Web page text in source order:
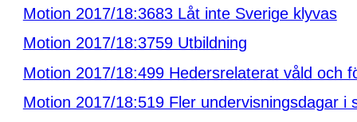
Motion 2017/18:3683 Låt inte Sverige klyvas
Motion 2017/18:3759 Utbildning
Motion 2017/18:499 Hedersrelaterat våld och
Motion 2017/18:519 Fler undervisningsdagar i